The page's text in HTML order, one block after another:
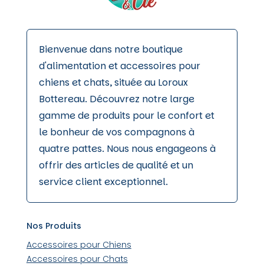
Bienvenue dans notre boutique
d'alimentation et accessoires pour
chiens et chats, située au Loroux
Bottereau. Découvrez notre large
gamme de produits pour le confort et
le bonheur de vos compagnons à
quatre pattes. Nous nous engageons à
offrir des articles de qualité et un
service client exceptionnel.
Nos Produits
Accessoires pour Chiens
Accessoires pour Chats